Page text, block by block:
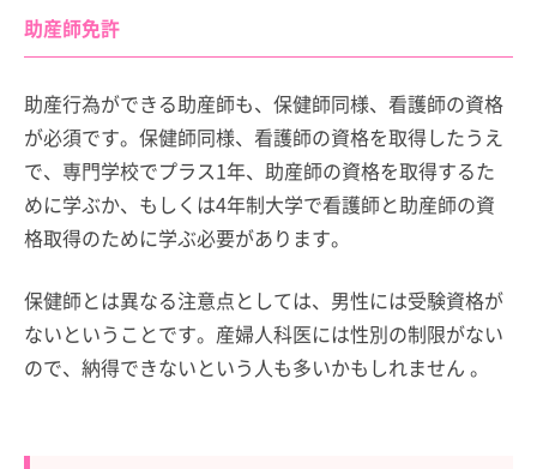
助産師免許
助産行為ができる助産師も、保健師同様、看護師の資格
が必須です。保健師同様、看護師の資格を取得したうえ
で、専門学校でプラス1年、助産師の資格を取得するた
めに学ぶか、もしくは4年制大学で看護師と助産師の資
格取得のために学ぶ必要があります。
保健師とは異なる注意点としては、男性には受験資格が
ないということです。産婦人科医には性別の制限がない
ので、納得できないという人も多いかもしれません 。